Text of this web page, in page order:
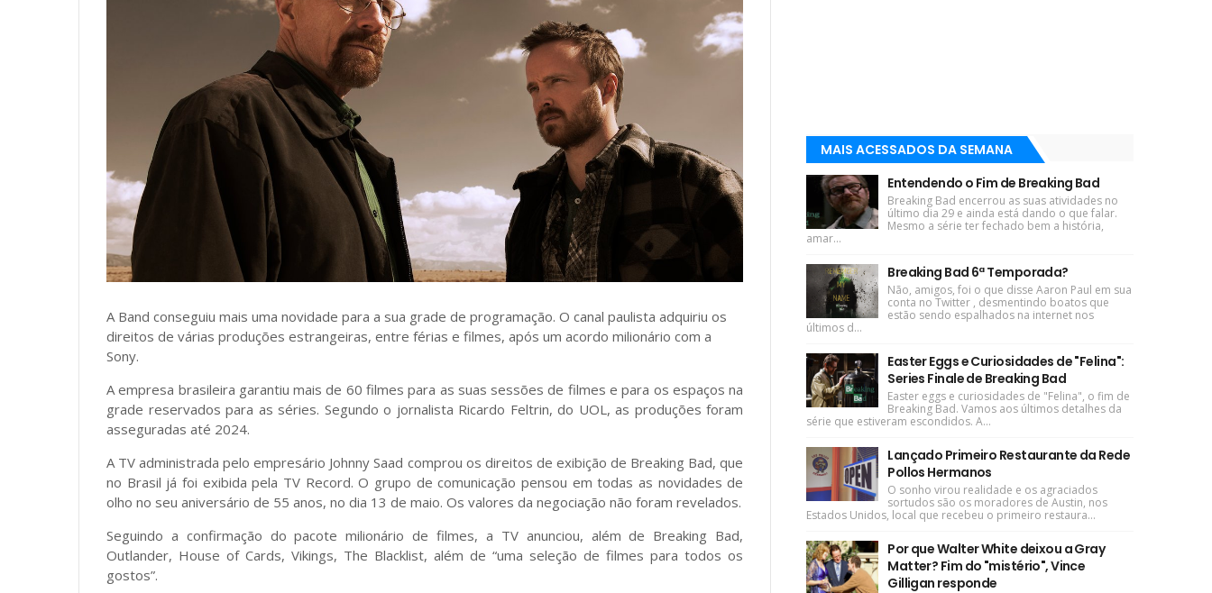
A Band conseguiu mais uma novidade para a sua grade de programação. O canal paulista adquiriu os
direitos de várias produções estrangeiras, entre férias e filmes, após um acordo milionário com a
Sony.
A empresa brasileira garantiu mais de 60 filmes para as suas sessões de filmes e para os espaços na
grade reservados para as séries. Segundo o jornalista Ricardo Feltrin, do UOL, as produções foram
asseguradas até 2024.
A TV administrada pelo empresário Johnny Saad comprou os direitos de exibição de Breaking Bad, que
no Brasil já foi exibida pela TV Record. O grupo de comunicação pensou em todas as novidades de
olho no seu aniversário de 55 anos, no dia 13 de maio. Os valores da negociação não foram revelados.
Seguindo a confirmação do pacote milionário de filmes, a TV anunciou, além de Breaking Bad,
Outlander, House of Cards, Vikings, The Blacklist, além de “uma seleção de filmes para todos os
gostos”.
MAIS ACESSADOS DA SEMANA
Entendendo o Fim de Breaking Bad
Breaking Bad encerrou as suas atividades no
último dia 29 e ainda está dando o que falar.
Mesmo a série ter fechado bem a história,
amar...
Breaking Bad 6ª Temporada?
Não, amigos, foi o que disse Aaron Paul em sua
conta no Twitter , desmentindo boatos que
estão sendo espalhados na internet nos
últimos d...
Easter Eggs e Curiosidades de "Felina":
Series Finale de Breaking Bad
Easter eggs e curiosidades de "Felina", o fim de
Breaking Bad. Vamos aos últimos detalhes da
série que estiveram escondidos. A...
Lançado Primeiro Restaurante da Rede
Pollos Hermanos
O sonho virou realidade e os agraciados
sortudos são os moradores de Austin, nos
Estados Unidos, local que recebeu o primeiro restaura...
Por que Walter White deixou a Gray
Matter? Fim do "mistério", Vince
Gilligan responde